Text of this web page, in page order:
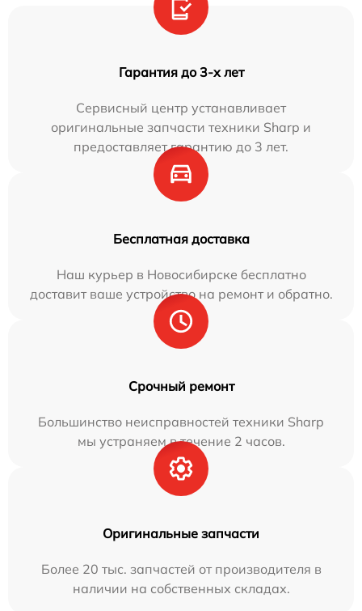
Гарантия до 3-х лет
Сервисный центр устанавливает
оригинальные запчасти техники Sharp и
предоставляет гарантию до 3 лет.
Бесплатная доставка
Наш курьер в Новосибирске бесплатно
доставит ваше устройство на ремонт и обратно.
Срочный ремонт
Большинство неисправностей техники Sharp
мы устраняем в течение 2 часов.
Оригинальные запчасти
Более 20 тыс. запчастей от производителя в
наличии на собственных складах.